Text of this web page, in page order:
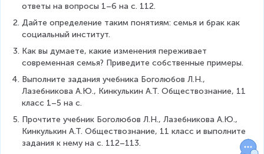
ответы на вопросы 1–6 на с. 112.
Дайте определение таким понятиям: семья и брак как
социальный институт.
Как вы думаете, какие изменения переживает
современная семья? Приведите собственные примеры.
Выполните задания учебника Боголюбов Л.Н.,
Лазебникова А.Ю., Кинкулькин А.Т. Обществознание, 11
класс 1–5 на с.
Прочтите учебник Боголюбов Л.Н., Лазебникова А.Ю.,
Кинкулькин А.Т. Обществознание, 11 класс и выполните
задания к нему на с. 112–113.